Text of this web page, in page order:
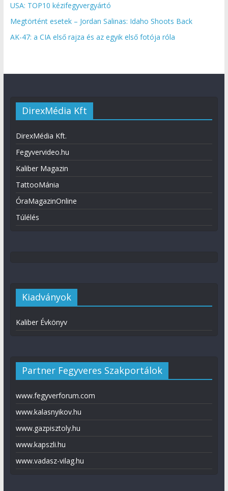
USA: TOP10 kézifegyvergyártó
Megtörtént esetek – Jordan Salinas: Idaho Shoots Back
AK-47: a CIA első rajza és az egyik első fotója róla
DirexMédia Kft
DirexMédia Kft.
Fegyvervideo.hu
Kaliber Magazin
TattooMánia
ÓraMagazinOnline
Túlélés
Kiadványok
Kaliber Évkönyv
Partner Fegyveres Szakportálok
www.fegyverforum.com
www.kalasnyikov.hu
www.gazpisztoly.hu
www.kapszli.hu
www.vadasz-vilag.hu